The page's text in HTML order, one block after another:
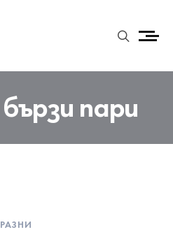
бързи пари
РАЗНИ